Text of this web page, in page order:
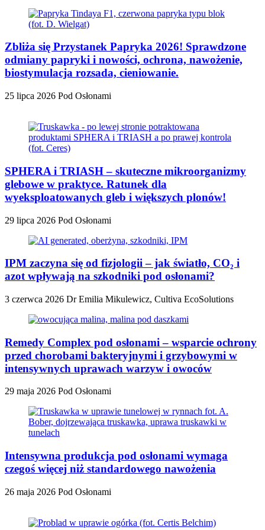
Zbliża się Przystanek Papryka 2026! Sprawdzone
odmiany papryki i nowości, ochrona, nawożenie,
biostymulacja rozsada, cieniowanie.
25 lipca 2026 Pod Osłonami
SPHERA i TRIASH – skuteczne mikroorganizmy
glebowe w praktyce. Ratunek dla
wyeksploatowanych gleb i większych plonów!
29 lipca 2026 Pod Osłonami
IPM zaczyna się od fizjologii – jak światło, CO₂ i
azot wpływają na szkodniki pod osłonami?
3 czerwca 2026 Dr Emilia Mikulewicz, Cultiva EcoSolutions
Remedy Complex pod osłonami – wsparcie ochrony
przed chorobami bakteryjnymi i grzybowymi w
intensywnych uprawach warzyw i owoców
29 maja 2026 Pod Osłonami
Intensywna produkcja pod osłonami wymaga
czegoś więcej niż standardowego nawożenia
26 maja 2026 Pod Osłonami